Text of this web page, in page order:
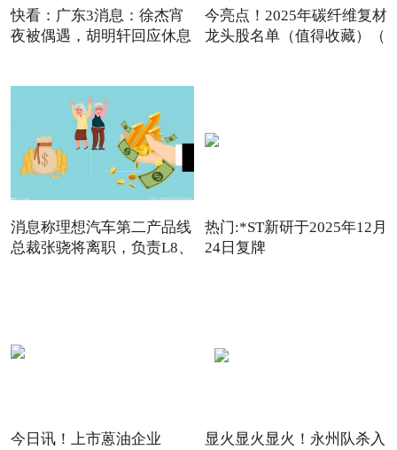
快看：广东3消息：徐杰宵
夜被偶遇，胡明轩回应休息
今亮点！2025年碳纤维复材
龙头股名单（值得收藏）（
消息称理想汽车第二产品线
总裁张骁将离职，负责L8、
热门:*ST新研于2025年12月
24日复牌
今日讯！上市蒽油企业
显火显火显火！永州队杀入